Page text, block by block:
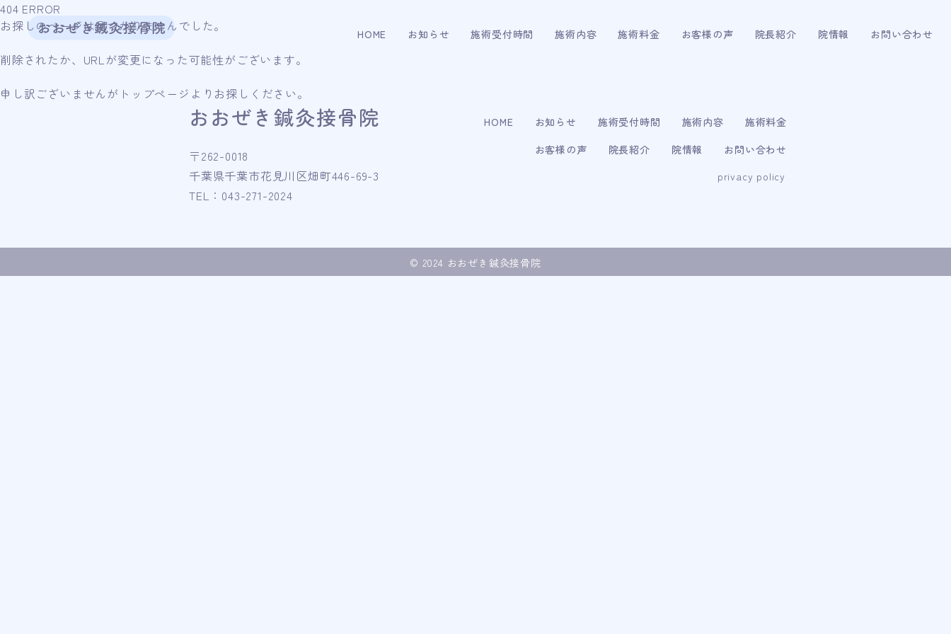
HOME お知らせ 施術受付時間 施術内容 施術料金 お客様の声 院長紹介 院情報 お問い合わせ
404 ERROR
お探しのページは見つかりませんでした。
削除されたか、URLが変更になった可能性がございます。
申し訳ございませんがトップページよりお探しください。
おおぜき鍼灸接骨院
〒262-0018
千葉県千葉市花見川区畑町446-69-3
TEL：043-271-2024
HOME お知らせ 施術受付時間 施術内容
施術料金
お客様の声
院長紹介 院情報
お問い合わせ
privacy policy
© 2024 おおぜき鍼灸接骨院